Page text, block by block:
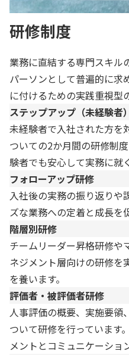
研修制度
業務に直結する専門スキル
パーソンとして普遍的に求
に付けるための実践重視型
ステップアップ（未経験者
未経験者で入社された方を
ついての2か月間の研修制
験者でも安心して実務に就
フォローアップ研修
入社後の実務の振り返りや
ズな業務への定着と成長を
階層別研修
チームリーダー昇格研修や
ネジメント層向けの研修を
を養います。
評価者・被評価者研修
人事評価の概要、実施要領
ついて研修を行っています
メントとコミュニケーショ